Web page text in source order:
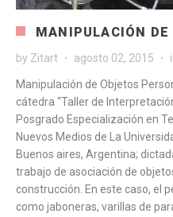
MANIPULACIÓN DE
by Zitart agosto 02, 2015
Manipulación de Objetos
cátedra “Taller de
Posgrado Especialización en
Nuevos Medios de La
Buenos aires, Argentina;
trabajo de asociación de
construcción. En este caso, el
como jaboneras, varillas de